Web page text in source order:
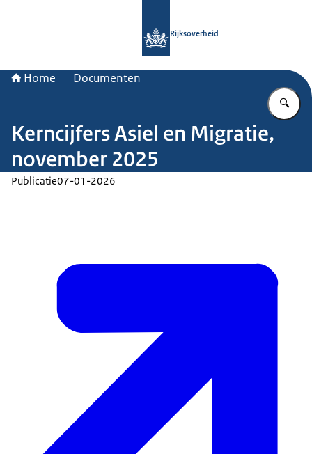
Rijksoverheid
Home Documenten
Kerncijfers Asiel en Migratie,
november 2025
Publicatie07-01-2026